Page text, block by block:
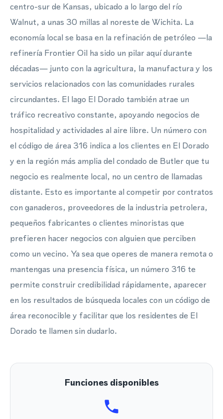
centro-sur de Kansas, ubicado a lo largo del río
Walnut, a unas 30 millas al noreste de Wichita. La
economía local se basa en la refinación de petróleo —la
refinería Frontier Oil ha sido un pilar aquí durante
décadas— junto con la agricultura, la manufactura y los
servicios relacionados con las comunidades rurales
circundantes. El lago El Dorado también atrae un
tráfico recreativo constante, apoyando negocios de
hospitalidad y actividades al aire libre. Un número con
el código de área 316 indica a los clientes en El Dorado
y en la región más amplia del condado de Butler que tu
negocio es realmente local, no un centro de llamadas
distante. Esto es importante al competir por contratos
con ganaderos, proveedores de la industria petrolera,
pequeños fabricantes o clientes minoristas que
prefieren hacer negocios con alguien que perciben
como un vecino. Ya sea que operes de manera remota o
mantengas una presencia física, un número 316 te
permite construir credibilidad rápidamente, aparecer
en los resultados de búsqueda locales con un código de
área reconocible y facilitar que los residentes de El
Dorado te llamen sin dudarlo.
Funciones disponibles